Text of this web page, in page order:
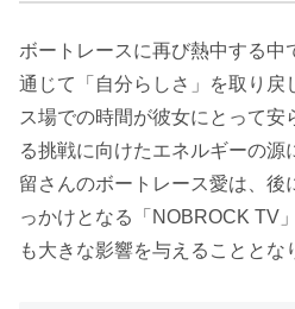
ボートレースに再び熱中する中
通じて「自分らしさ」を取り戻
ス場での時間が彼女にとって安
る挑戦に向けたエネルギーの源
留さんのボートレース愛は、後
っかけとなる「NOBROCK TV
も大きな影響を与えることとな